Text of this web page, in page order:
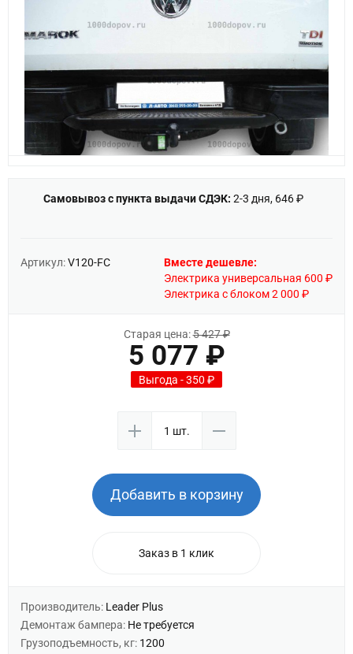
Самовывоз с пункта выдачи СДЭК: 2-3 дня, 646 ₽
Артикул:V120-FC
Вместе дешевле:
Электрика универсальная 600 ₽
Электрика с блоком 2 000 ₽
Старая цена:5 427 ₽
5 077 ₽
Выгода - 350 ₽
Добавить в корзину
Заказ в 1 клик
Производитель: Leader Plus
Демонтаж бампера: Не требуется
Грузоподъемность, кг: 1200